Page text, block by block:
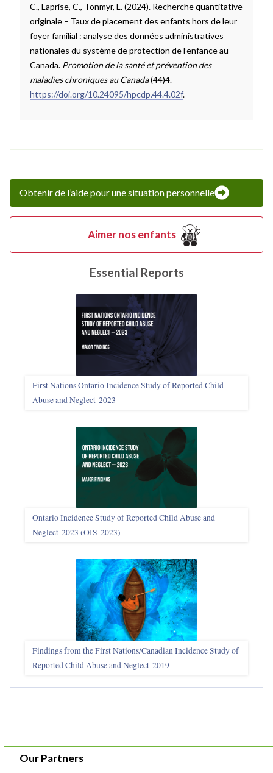
C., Laprise, C., Tonmyr, L. (2024). Recherche quantitative
originale – Taux de placement des enfants hors de leur
foyer familial : analyse des données administratives
nationales du système de protection de l’enfance au
Canada. Promotion de la santé et prévention des
maladies chroniques au Canada(44)4.
https://doi.org/10.24095/hpcdp.44.4.02f.
Obtenir de l’aide pour une situation personnelle
Aimer nos enfants
Essential Reports
First Nations Ontario Incidence Study of Reported Child
Abuse and Neglect‑2023
Ontario Incidence Study of Reported Child Abuse and
Neglect-2023 (OIS‑2023)
Findings from the First Nations/Canadian Incidence Study of
Reported Child Abuse and Neglect-2019
Our Partners